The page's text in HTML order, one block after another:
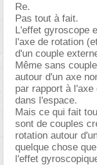
Re.
Pas tout à fait.
L'effet gyroscope
l'axe de rotation
d'un couple
Même sans
autour d'un axe
par rapport à
dans l'espace.
Mais ce qui fait
sont de couples
rotation autour
quelque chose
l'effet